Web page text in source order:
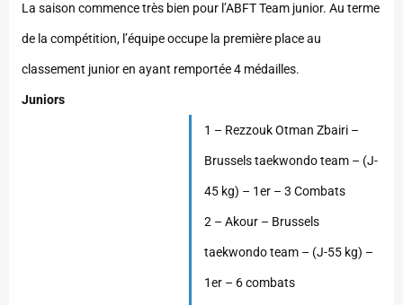
La saison commence très bien pour l’ABFT Team junior. Au terme
de la compétition, l’équipe occupe la première place au
classement junior en ayant remportée 4 médailles.
Juniors
1 – Rezzouk Otman Zbairi –
Brussels taekwondo team – (J-
45 kg) – 1er – 3 Combats
2 – Akour – Brussels
taekwondo team – (J-55 kg) –
1er – 6 combats